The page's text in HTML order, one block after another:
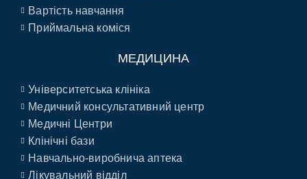
Вартість навчання
Приймальна коміся
МЕДИЦИНА
Університетська клініка
Медичний консультативний центр
Медичні Центри
Клінічні бази
Навчально-виробнича аптека
Лікувальний відділ